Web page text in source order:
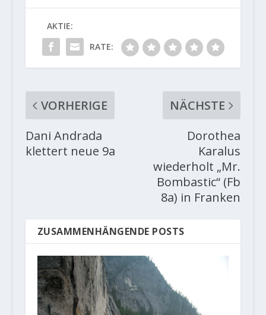
AKTIE:
RATE:
VORHERIGE
Dani Andrada
klettert neue 9a
NÄCHSTE
Dorothea
Karalus
wiederholt „Mr.
Bombastic“ (Fb
8a) in Franken
ZUSAMMENHÄNGENDE POSTS